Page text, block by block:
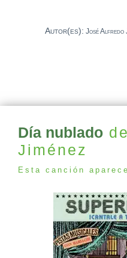
Autor(es): José Alfredo
Día nublado
Jiménez
Esta canción